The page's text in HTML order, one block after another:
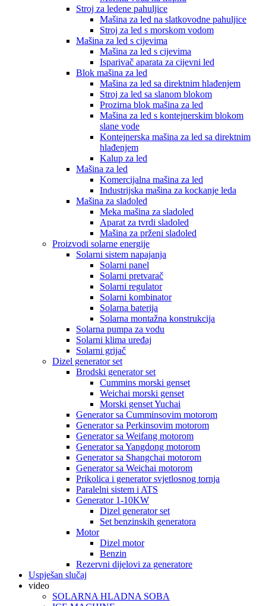
Stroj za ledene pahuljice
Mašina za led na slatkovodne pahuljice
Stroj za led s morskom vodom
Mašina za led s cijevima
Mašina za led s cijevima
Isparivač aparata za cijevni led
Blok mašina za led
Mašina za led sa direktnim hlađenjem
Stroj za led sa slanom blokom
Prozirna blok mašina za led
Mašina za led s kontejnerskim blokom
slane vode
Kontejnerska mašina za led sa direktnim
hlađenjem
Kalup za led
Mašina za led
Komercijalna mašina za led
Industrijska mašina za kockanje leda
Mašina za sladoled
Meka mašina za sladoled
Aparat za tvrdi sladoled
Mašina za prženi sladoled
Proizvodi solarne energije
Solarni sistem napajanja
Solarni panel
Solarni pretvarač
Solarni regulator
Solarni kombinator
Solarna baterija
Solarna montažna konstrukcija
Solarna pumpa za vodu
Solarni klima uređaj
Solarni grijač
Dizel generator set
Brodski generator set
Cummins morski genset
Weichai morski genset
Morski genset Yuchai
Generator sa Cumminsovim motorom
Generator sa Perkinsovim motorom
Generator sa Weifang motorom
Generator sa Yangdong motorom
Generator sa Shangchai motorom
Generator sa Weichai motorom
Prikolica i generator svjetlosnog tornja
Paralelni sistem i ATS
Generator 1-10KW
Dizel generator set
Set benzinskih generatora
Motor
Dizel motor
Benzin
Rezervni dijelovi za generatore
Uspješan slučaj
video
SOLARNA HLADNA SOBA